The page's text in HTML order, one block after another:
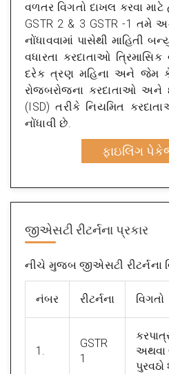
વળતર વિગતો દાખલ કરવા
GSTR 2 & 3 GSTR -1 તમે
નોંધાવવામાં પાસેથી માહિતી
વધારતા કરદાતાઓ
દરેક ત્રણ મહિના અને જેમ કે,
રોજબરોજના કરદાતાઓ અને
(ISD) તરીકે નિયમિત
નોંધાવી છે.
ફાઇલિંગ
જીએસટી રીટર્નના પ્રકાર
નીચે મુજબ જીએસટી રીટર્નના
નંબર રીટર્નના વિગતો
1.
GSTR
1
અથવા